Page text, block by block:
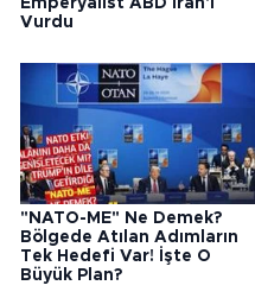
Emperyalist ABD İran'ı
Vurdu
"NATO-ME" Ne Demek?
Bölgede Atılan Adımların
Tek Hedefi Var! İşte O
Büyük Plan?